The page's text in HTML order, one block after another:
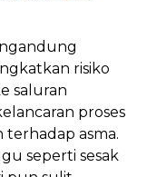
risiko
saluran
proses
terhadap asma.
seperti sesak